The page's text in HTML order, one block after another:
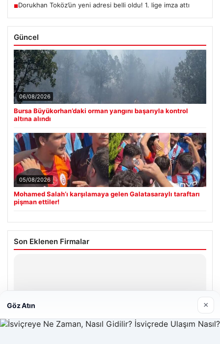
■Dorukhan Toköz’ün yeni adresi belli oldu! 1. lige imza attı
Güncel
06/08/2026
Bursa Büyükorhan’daki orman yangını başarıyla kontrol
altına alındı
05/08/2026
Mohamed Salah’ı karşılamaya gelen Galatasaraylı taraftarı
pişman ettiler!
Son Eklenen Firmalar
Göz Atın ×